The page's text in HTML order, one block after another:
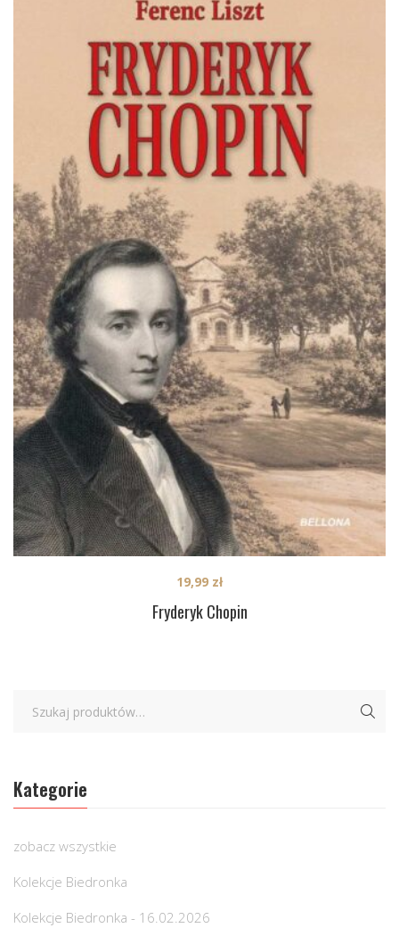
Fryderyk Chopin
19,99 zł
Kategorie
zobacz wszystkie
Kolekcje Biedronka
Kolekcje Biedronka - 16.02.2026